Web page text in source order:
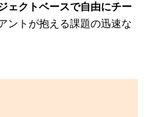
ェクトベースで自由にチー
ントが抱える課題の迅速な